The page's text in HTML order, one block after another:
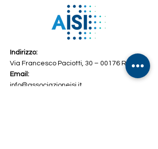
Indirizzo:
Via Francesco Paciotti, 30 – 00176 Roma
Email:
info@associazioneisi.it